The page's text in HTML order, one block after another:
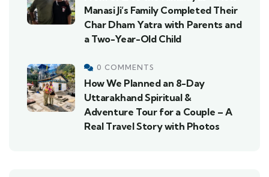
Manasi Ji’s Family Completed Their
Char Dham Yatra with Parents and
a Two-Year-Old Child
0 COMMENTS
How We Planned an 8-Day
Uttarakhand Spiritual &
Adventure Tour for a Couple – A
Real Travel Story with Photos